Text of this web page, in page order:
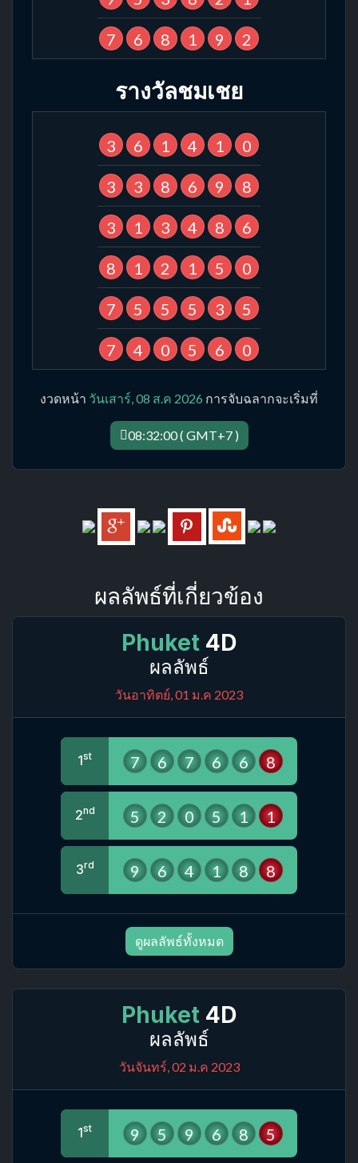
7 6 8 1 9 2
รางวัลชมเชย
3 6 1 4 1 0
3 3 8 6 9 8
3 1 3 4 8 6
8 1 2 1 5 0
7 5 5 5 3 5
7 4 0 5 6 0
งวดหน้า วันเสาร์, 08 ส.ค 2026 การจับฉลากจะเริ่มที่
08:32:00 ( GMT+7 )
ผลลัพธ์ที่เกี่ยวข้อง
Phuket 4D
ผลลัพธ์
วันอาทิตย์, 01 ม.ค 2023
1st 7 6 7 6 6 8
2nd 5 2 0 5 1 1
3rd 9 6 4 1 8 8
ดูผลลัพธ์ทั้งหมด
Phuket 4D
ผลลัพธ์
วันจันทร์, 02 ม.ค 2023
1st 9 5 9 6 8 5